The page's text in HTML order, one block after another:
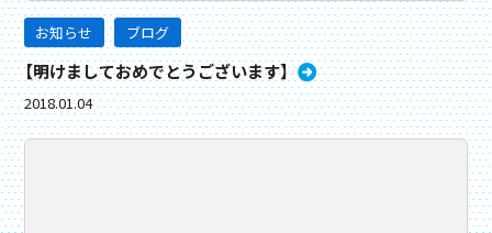
お知らせ ブログ
【明けましておめでとうございます】
2018.01.04